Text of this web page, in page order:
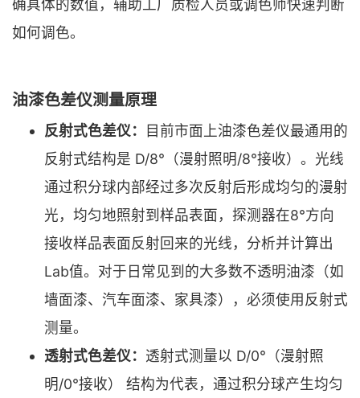
确具体的数值，辅助工厂质检人员或调色师快速判断
如何调色。
油漆色差仪测量原理
反射式色差仪： 目前市面上油漆色差仪最通用的
反射式结构是 D/8°（漫射照明/8°接收）。光线
通过积分球内部经过多次反射后形成均匀的漫射
光，均匀地照射到样品表面，探测器在8°方向
接收样品表面反射回来的光线，分析并计算出
Lab值。对于日常见到的大多数不透明油漆（如
墙面漆、汽车面漆、家具漆），必须使用反射式
测量。
透射式色差仪： 透射式测量以 D/0°（漫射照
明/0°接收） 结构为代表，通过积分球产生均匀